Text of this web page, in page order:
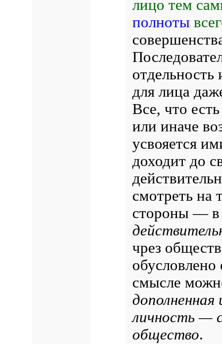
лицо тем
полноты
для лица
Все, что
или иначе
усвояется
доходит до
смотреть на
стороны — в
чрез
смысле
личность —
общество.